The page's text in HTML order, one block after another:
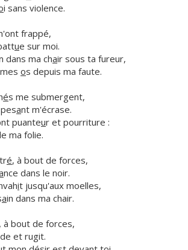
i sans violence.
frappé,
ue sur moi.
dans ma chair sous ta fureur,
os depuis ma faute.
és me submergent,
ant m'écrase.
puanteur et pourriture :
ma folie.
é, à bout de forces,
nce dans le noir.
it jusqu'aux moelles,
ain dans ma chair.
, à bout de forces,
et rugit.